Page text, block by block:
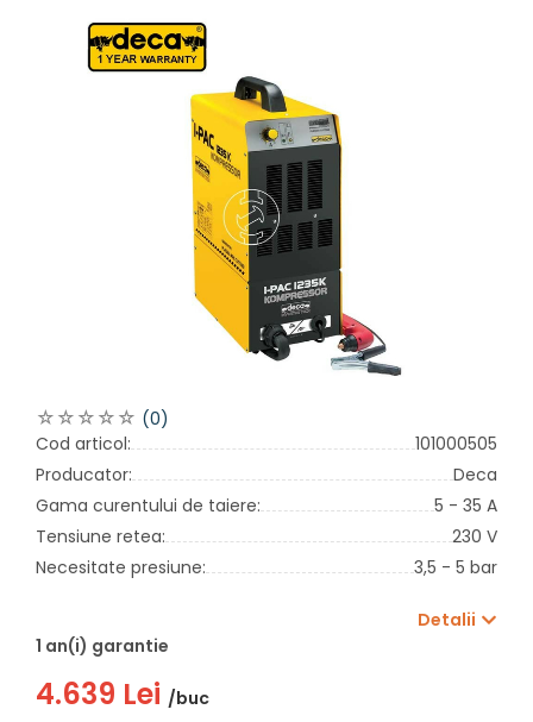
(0)
Cod articol:
101000505
Producator:
Deca
Gama curentului de taiere:
5 - 35 A
Tensiune retea:
230 V
Necesitate presiune:
3,5 - 5 bar
Detalii
1 an(i) garantie
4.639 Lei /buc